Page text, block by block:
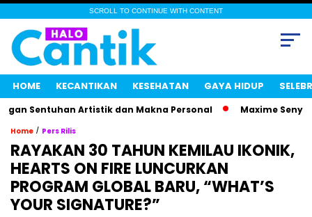
SCROLL TO CONTINUE WITH CONTENT
HOME KECANTIKAN KESEHATAN GAYA HIDUP
Sentuhan Artistik dan Makna Personal Maxime Senyum
Home / Pers Rilis
RAYAKAN 30 TAHUN KEMILAU IKONIK,
HEARTS ON FIRE LUNCURKAN
PROGRAM GLOBAL BARU, “WHAT’S
YOUR SIGNATURE?”